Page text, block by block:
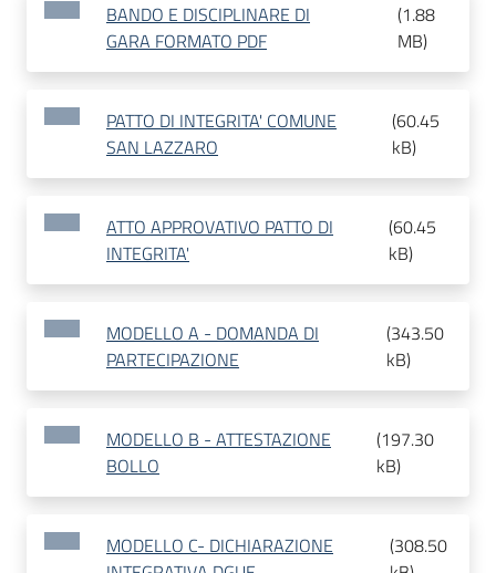
BANDO E DISCIPLINARE DI
GARA FORMATO PDF
(1.88
MB)
PATTO DI INTEGRITA' COMUNE
SAN LAZZARO
(60.45
kB)
ATTO APPROVATIVO PATTO DI
INTEGRITA'
(60.45
kB)
MODELLO A - DOMANDA DI
PARTECIPAZIONE
(343.50
kB)
MODELLO B - ATTESTAZIONE
BOLLO
(197.30
kB)
MODELLO C- DICHIARAZIONE
(308.50